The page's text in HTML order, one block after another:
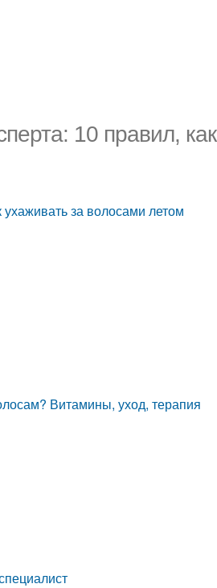
10 правил, как
за волосами летом
Витамины, уход, терапия